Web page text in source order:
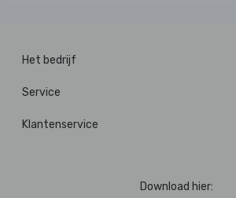
Het bedrijf
Service
Klantenservice
Download hier: